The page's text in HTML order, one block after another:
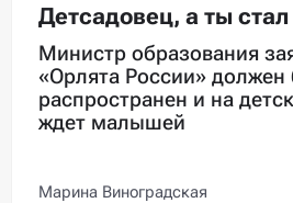
Детсадовец, а ты
Министр образования
«Орлята России» должен
распространен и на
ждет малышей
Марина Виноградская